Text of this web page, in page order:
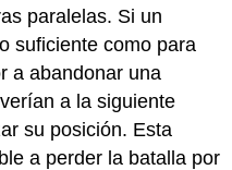
paralelas. Si un
suficiente como para
a abandonar una
a la siguiente
su posición. Esta
a perder la batalla por